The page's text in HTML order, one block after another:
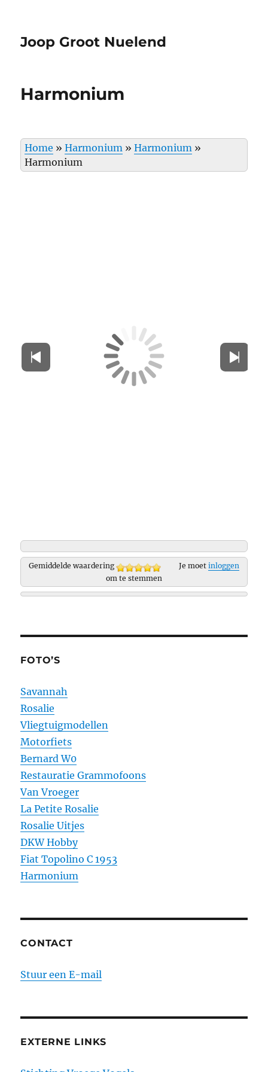
Joop Groot Nuelend
Harmonium
Home »Harmonium »Harmonium »
Harmonium
Gemiddelde waardering Je moet inloggen
om te stemmen
FOTO’S
Savannah
Rosalie
Vliegtuigmodellen
Motorfiets
Bernard W0
Restauratie Grammofoons
Van Vroeger
La Petite Rosalie
Rosalie Uitjes
DKW Hobby
Fiat Topolino C 1953
Harmonium
CONTACT
Stuur een E-mail
EXTERNE LINKS